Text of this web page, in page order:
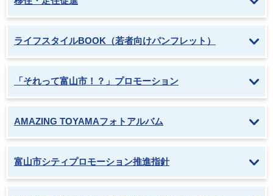
ライフスタイルBOOK（若者向けパンフレット）
「それって富山市！？」プロモーション
AMAZING TOYAMAフォトアルバム
富山市シティプロモーション推進指針